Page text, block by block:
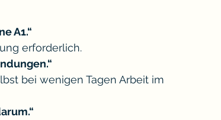
A1.“
erforderlich.
bei wenigen Tagen Arbeit im